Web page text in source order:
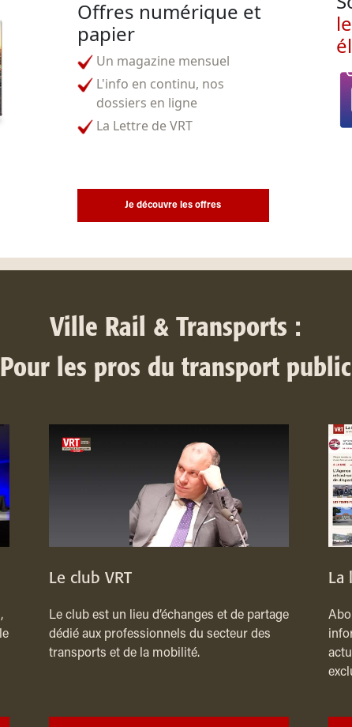
Offres numérique et
papier
Un magazine mensuel
L'info en continu, nos
dossiers en ligne
La Lettre de VRT
Je découvre les offres
Ville Rail & Transports :
Pour les pros du transport public
Le club VRT
Le club est un lieu d’échanges et de partage
dédié aux professionnels du secteur des
transports et de la mobilité.
La